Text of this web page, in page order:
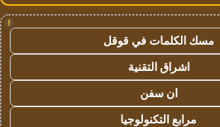
!
مسك الكلمات في قوقل
اشراق التقنية
ان سفن
مرابع التكنولوجيا